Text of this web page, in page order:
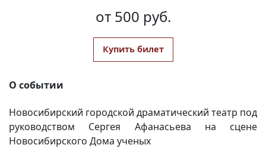
от 500 руб.
Купить билет
О событии
Новосибирский городской драматический театр под
руководством Сергея Афанасьева на сцене
Новосибирского Дома ученых